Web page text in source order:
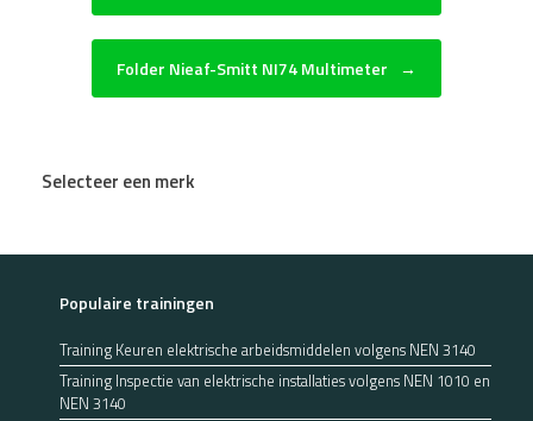
Folder Nieaf-Smitt NI74 Multimeter →
Selecteer een merk
Populaire trainingen
Training Keuren elektrische arbeidsmiddelen volgens NEN 3140
Training Inspectie van elektrische installaties volgens NEN 1010 en
NEN 3140